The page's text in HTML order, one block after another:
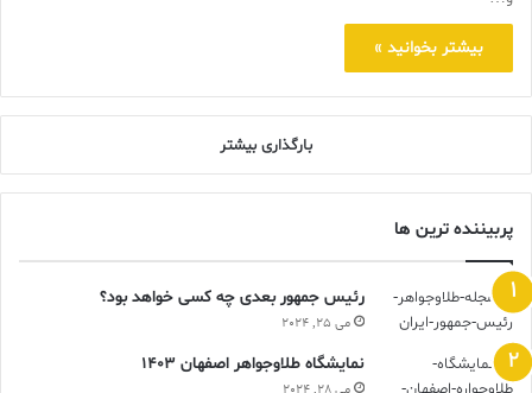
بیشتر بخوانید »
بارگذاری بیشتر
پربیننده ترین ها
رئیس جمهور بعدی چه کسی خواهد بود؟
می 25, 2024
نمایشگاه طلاوجواهر اصفهان 1403